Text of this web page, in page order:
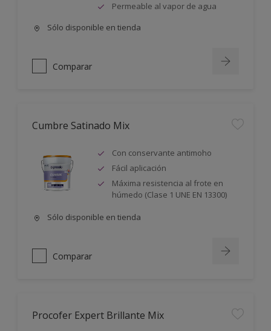
Permeable al vapor de agua
Sólo disponible en tienda
Comparar
Cumbre Satinado Mix
Con conservante antimoho
Fácil aplicación
Máxima resistencia al frote en
húmedo (Clase 1 UNE EN 13300)
Sólo disponible en tienda
Comparar
Procofer Expert Brillante Mix